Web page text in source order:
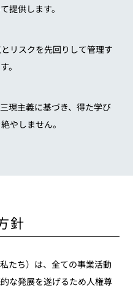
提供します。
リスクを先回りして管理す
。
現主義に基づき、得た学び
やしません。
針
たち）は、全ての事業活動
な発展を遂げるため人権尊